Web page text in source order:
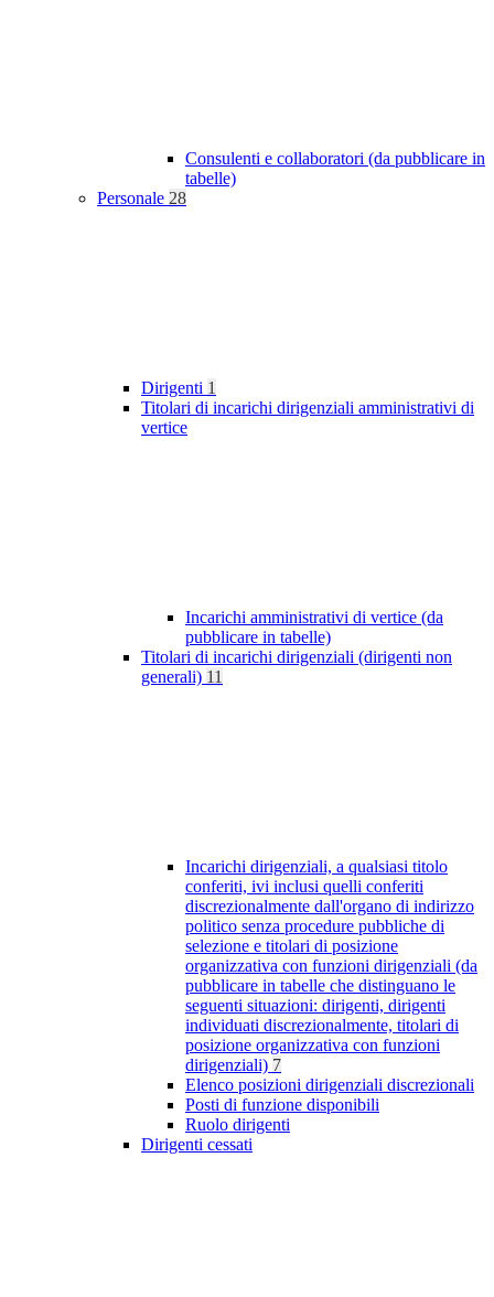
Consulenti e collaboratori (da pubblicare in
tabelle)
Personale 28
Dirigenti 1
Titolari di incarichi dirigenziali amministrativi di
vertice
Incarichi amministrativi di vertice (da
pubblicare in tabelle)
Titolari di incarichi dirigenziali (dirigenti non
generali) 11
Incarichi dirigenziali, a qualsiasi titolo
conferiti, ivi inclusi quelli conferiti
discrezionalmente dall'organo di indirizzo
politico senza procedure pubbliche di
selezione e titolari di posizione
organizzativa con funzioni dirigenziali (da
pubblicare in tabelle che distinguano le
seguenti situazioni: dirigenti, dirigenti
individuati discrezionalmente, titolari di
posizione organizzativa con funzioni
dirigenziali) 7
Elenco posizioni dirigenziali discrezionali
Posti di funzione disponibili
Ruolo dirigenti
Dirigenti cessati